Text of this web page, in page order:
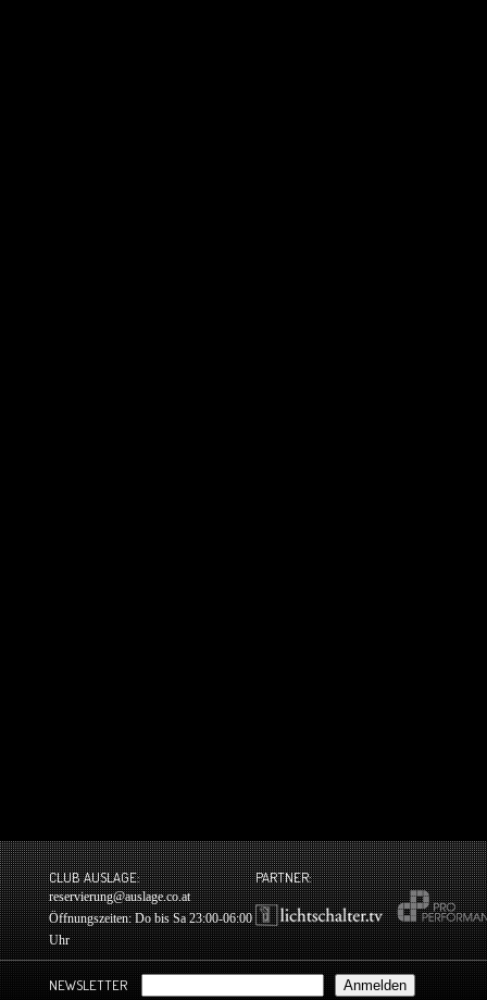
CLUB AUSLAGE:
reservierung@auslage.co.at
Öffnungszeiten: Do bis Sa 23:00-06:00
Uhr
PARTNER:
NEWSLETTER Anmelden